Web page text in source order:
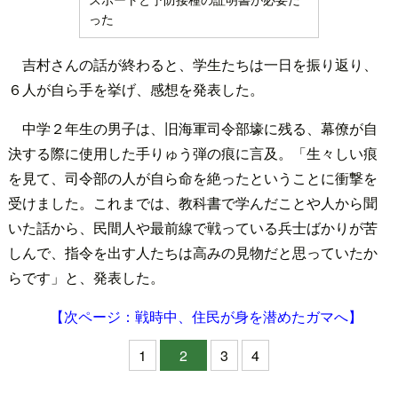
った
吉村さんの話が終わると、学生たちは一日を振り返り、
６人が自ら手を挙げ、感想を発表した。
中学２年生の男子は、旧海軍司令部壕に残る、幕僚が自
決する際に使用した手りゅう弾の痕に言及。「生々しい痕
を見て、司令部の人が自ら命を絶ったということに衝撃を
受けました。これまでは、教科書で学んだことや人から聞
いた話から、民間人や最前線で戦っている兵士ばかりが苦
しんで、指令を出す人たちは高みの見物だと思っていたか
らです」と、発表した。
【次ページ：戦時中、住民が身を潜めたガマへ】
1
2 3 4